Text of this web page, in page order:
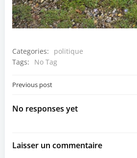
Categories:
politique
Tags:
No Tag
Post
navigation
Previous post
No responses yet
Laisser un commentaire